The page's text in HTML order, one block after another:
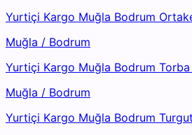
Yurtiçi Kargo Muğla Bodrum
Muğla / Bodrum
Yurtiçi Kargo Muğla Bodrum
Muğla / Bodrum
Yurtiçi Kargo Muğla Bodrum